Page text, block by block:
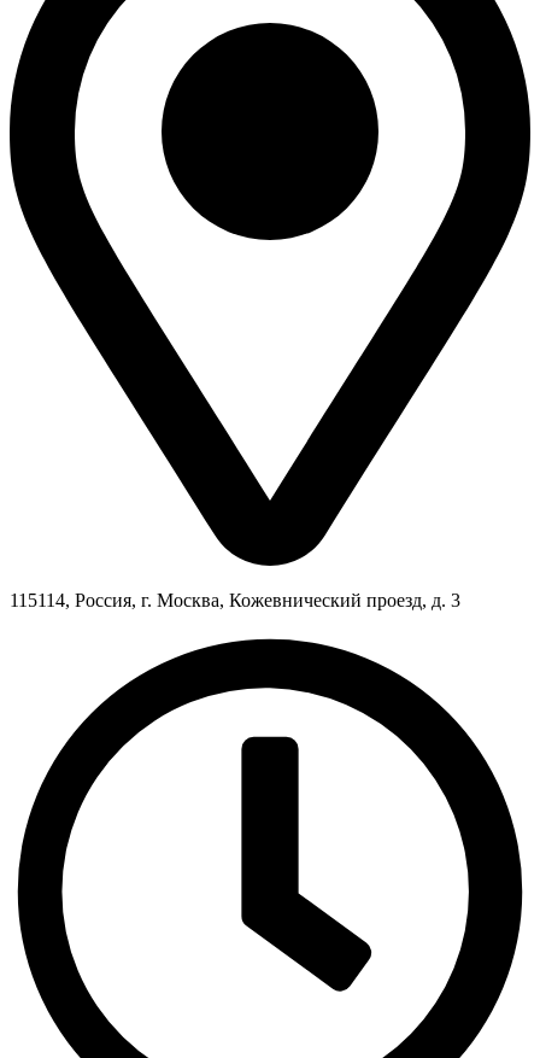
115114, Россия, г. Москва, Кожевнический проезд, д. 3